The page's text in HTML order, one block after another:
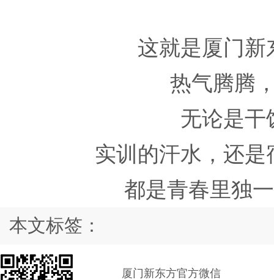
这就是厦门新
热气腾腾
无论是干
实训的汗水，还
都是青春里独
本文标签：
厦门新东方官方微信